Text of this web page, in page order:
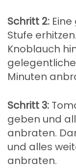
Schritt 2:
Stufe
Knoblauch
Minuten
Schritt 3:
geben und
anbraten.
und alles
anbraten.